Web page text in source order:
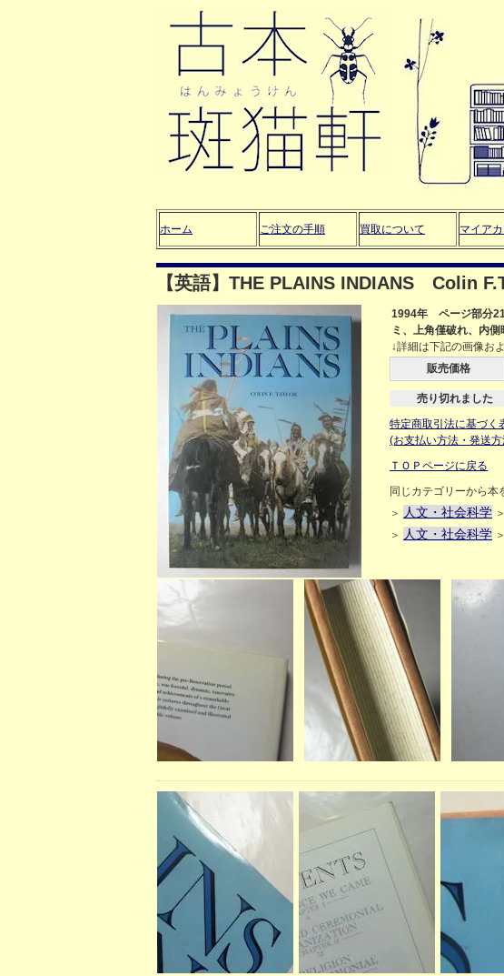
ホーム ご注文の手順 買取について マイア
【英語】THE PLAINS INDIANS Colin
1994年 ページ部分
ミ、上角僅破れ、内
↓詳細は下記の画像お
販売価格
売り切れました
特定商取引法に基づく
(お支払い方法・発送
ＴＯＰページに戻る
同じカテゴリーから本
＞
人文・社会科学 ＞
＞ 人文・社会科学 ＞